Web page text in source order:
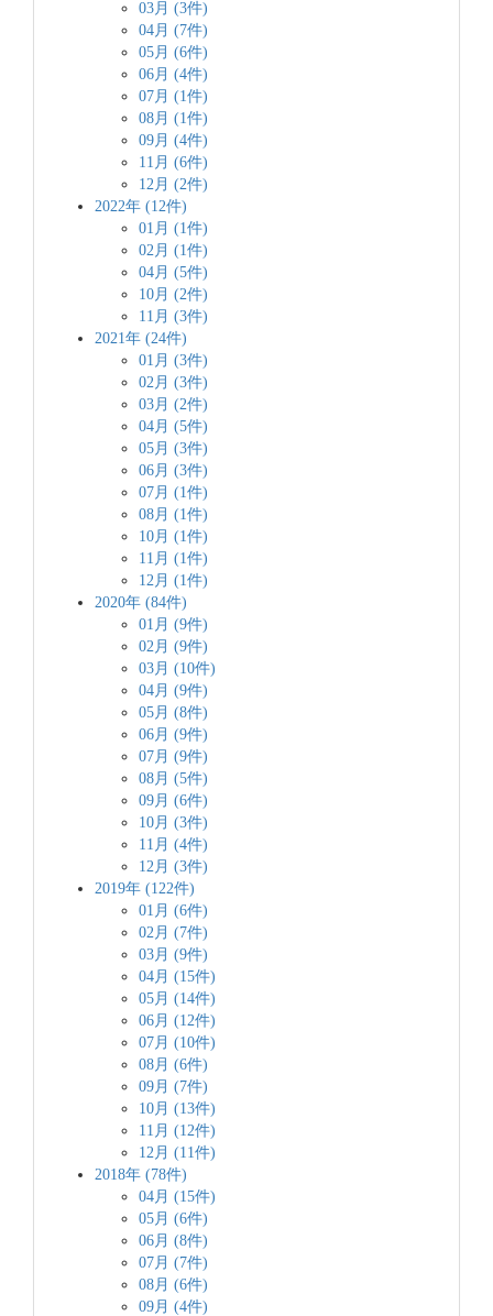
03月 (3件)
04月 (7件)
05月 (6件)
06月 (4件)
07月 (1件)
08月 (1件)
09月 (4件)
11月 (6件)
12月 (2件)
2022年 (12件)
01月 (1件)
02月 (1件)
04月 (5件)
10月 (2件)
11月 (3件)
2021年 (24件)
01月 (3件)
02月 (3件)
03月 (2件)
04月 (5件)
05月 (3件)
06月 (3件)
07月 (1件)
08月 (1件)
10月 (1件)
11月 (1件)
12月 (1件)
2020年 (84件)
01月 (9件)
02月 (9件)
03月 (10件)
04月 (9件)
05月 (8件)
06月 (9件)
07月 (9件)
08月 (5件)
09月 (6件)
10月 (3件)
11月 (4件)
12月 (3件)
2019年 (122件)
01月 (6件)
02月 (7件)
03月 (9件)
04月 (15件)
05月 (14件)
06月 (12件)
07月 (10件)
08月 (6件)
09月 (7件)
10月 (13件)
11月 (12件)
12月 (11件)
2018年 (78件)
04月 (15件)
05月 (6件)
06月 (8件)
07月 (7件)
08月 (6件)
09月 (4件)